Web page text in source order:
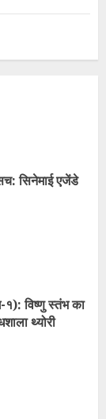
सिनेमाई एजेंडे
१): विष्णु स्तंभ का
थ्योरी